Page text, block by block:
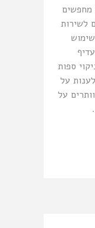
מחפשים
לשירות
ספות
על
על